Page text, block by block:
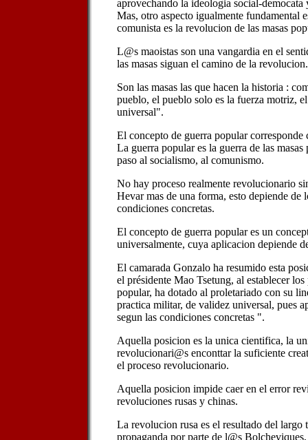
aprovechando la ideologia social-democata
Mas, otro aspecto igualmente fundamental
comunista es la revolucion de las masas
L@s maoistas son una vangardia en el
las masas siguan el camino de la revolucion.
Son las masas las que hacen la historia :
pueblo, el pueblo solo es la fuerza motriz,
universal".
El concepto de guerra popular corresponde
La guerra popular es la guerra de las masas
paso al socialismo, al comunismo.
No hay proceso realmente revolucionario
Hevar mas de una forma, esto depiende de
condiciones concretas.
El concepto de guerra popular es un
universalmente, cuya aplicacion depiende
El camarada Gonzalo ha resumido esta
el présidente Mao Tsetung, al establecer
popular, ha dotado al proletariado con su
practica militar, de validez universal, pues
segun las condiciones concretas ".
Aquella posicion es la unica cientifica, la
revolucionari@s enconttar la suficiente
el proceso revolucionario.
Aquella posicion impide caer en el error
revoluciones rusas y chinas.
La revolucion rusa es el resultado del largo
propaganda por parte de l@s